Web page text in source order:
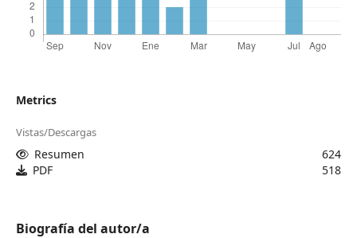
Metrics
Vistas/Descargas
Resumen
624
PDF
518
Biografía del autor/a